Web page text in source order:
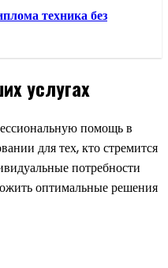
техника без
услугах
помощь в
для тех, кто стремится
потребности
оптимальные решения